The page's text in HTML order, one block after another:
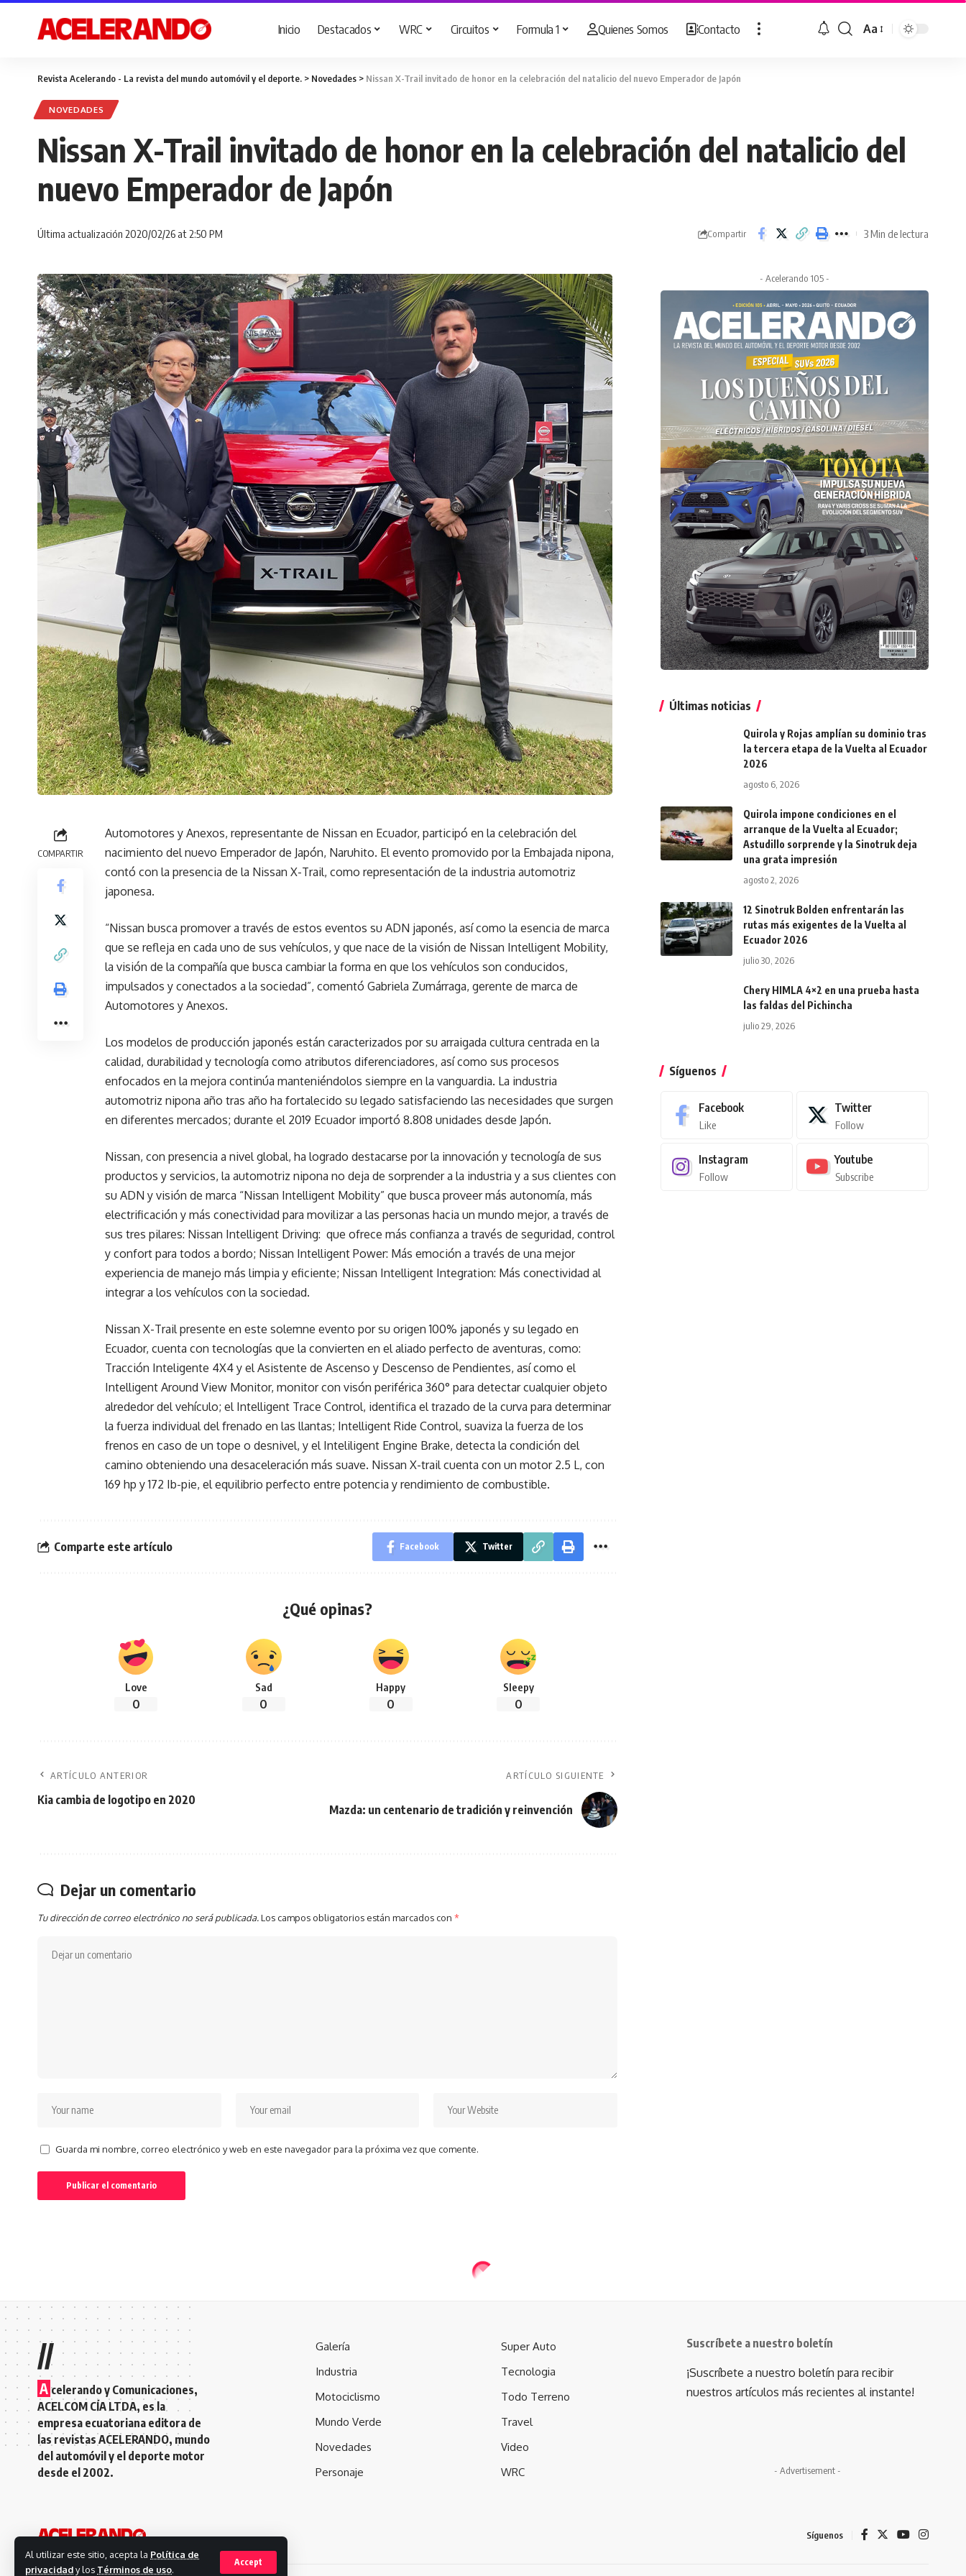
Al utilizar este sitio, acepta la Política de
privacidady los Términos de uso.
Accept
Inicio Destacados WRC Circuitos Formula 1 Quienes Somos Contacto
Cambiar
Aa
Revista Acelerando - La revista del mundo automóvil y el deporte. > Novedades > Nissan X-Trail invitado de honor en la celebración del natalicio del nuevo Emperador de Japón
NOVEDADES
Nissan X-Trail invitado de honor en la celebración del natalicio del
nuevo Emperador de Japón
Última actualización 2020/02/26 at 2:50 PM Compartir 3 Min de lectura
COMPARTIR
Automotores y Anexos, representante de Nissan en Ecuador, participó en la celebración del
nacimiento del nuevo Emperador de Japón, Naruhito. El evento promovido por la Embajada nipona,
contó con la presencia de la Nissan X-Trail, como representación de la industria automotriz
japonesa.
“Nissan busca promover a través de estos eventos su ADN japonés, así como la esencia de marca
que se refleja en cada uno de sus vehículos, y que nace de la visión de Nissan Intelligent Mobility,
la visión de la compañía que busca cambiar la forma en que los vehículos son conducidos,
impulsados y conectados a la sociedad”, comentó Gabriela Zumárraga, gerente de marca de
Automotores y Anexos.
Los modelos de producción japonés están caracterizados por su arraigada cultura centrada en la
calidad, durabilidad y tecnología como atributos diferenciadores, así como sus procesos
enfocados en la mejora continúa manteniéndolos siempre en la vanguardia. La industria
automotriz nipona año tras año ha fortalecido su legado satisfaciendo las necesidades que surgen
en diferentes mercados; durante el 2019 Ecuador importó 8.808 unidades desde Japón.
Nissan, con presencia a nivel global, ha logrado destacarse por la innovación y tecnología de sus
productos y servicios, la automotriz nipona no deja de sorprender a la industria y a sus clientes con
su ADN y visión de marca “Nissan Intelligent Mobility” que busca proveer más autonomía, más
electrificación y más conectividad para movilizar a las personas hacia un mundo mejor, a través de
sus tres pilares: Nissan Intelligent Driving: que ofrece más confianza a través de seguridad, control
y confort para todos a bordo; Nissan Intelligent Power: Más emoción a través de una mejor
experiencia de manejo más limpia y eficiente; Nissan Intelligent Integration: Más conectividad al
integrar a los vehículos con la sociedad.
Nissan X-Trail presente en este solemne evento por su origen 100% japonés y su legado en
Ecuador, cuenta con tecnologías que la convierten en el aliado perfecto de aventuras, como:
Tracción Inteligente 4X4 y el Asistente de Ascenso y Descenso de Pendientes, así como el
Intelligent Around View Monitor, monitor con visón periférica 360° para detectar cualquier objeto
alrededor del vehículo; el Intelligent Trace Control, identifica el trazado de la curva para determinar
la fuerza individual del frenado en las llantas; Intelligent Ride Control, suaviza la fuerza de los
frenos en caso de un tope o desnivel, y el Inteliligent Engine Brake, detecta la condición del
camino obteniendo una desaceleración más suave. Nissan X-trail cuenta con un motor 2.5 L, con
169 hp y 172 Ib-pie, el equilibrio perfecto entre potencia y rendimiento de combustible.
Comparte este artículo Facebook Twitter
¿Qué opinas?
Love
0
Sad
0
Happy
0
Sleepy
0
ARTÍCULO ANTERIOR
Kia cambia de logotipo en 2020
ARTÍCULO SIGUIENTE
Mazda: un centenario de tradición y reinvención
Dejar un comentario
Tu dirección de correo electrónico no será publicada.Los campos obligatorios están marcados con *
Guarda mi nombre, correo electrónico y web en este navegador para la próxima vez que comente.
- Acelerando 105 -
Últimas noticias
Quirola y Rojas amplían su dominio tras
la tercera etapa de la Vuelta al Ecuador
2026
agosto 6, 2026
Quirola impone condiciones en el
arranque de la Vuelta al Ecuador;
Astudillo sorprende y la Sinotruk deja
una grata impresión
agosto 2, 2026
12 Sinotruk Bolden enfrentarán las
rutas más exigentes de la Vuelta al
Ecuador 2026
julio 30, 2026
Chery HIMLA 4×2 en una prueba hasta
las faldas del Pichincha
julio 29, 2026
Síguenos
Facebook
Like
Twitter
Follow
Instagram
Follow
Youtube
Subscribe
//
A celerando y Comunicaciones,
ACELCOM CÍA LTDA, es la
empresa ecuatoriana editora de
las revistas ACELERANDO, mundo
del automóvil y el deporte motor
desde el 2002.
Galería
Industria
Motociclismo
Mundo Verde
Novedades
Personaje
Super Auto
Tecnologia
Todo Terreno
Travel
Video
WRC
Suscríbete a nuestro boletín
¡Suscríbete a nuestro boletín para recibir
nuestros artículos más recientes al instante!
- Advertisement -
Síguenos